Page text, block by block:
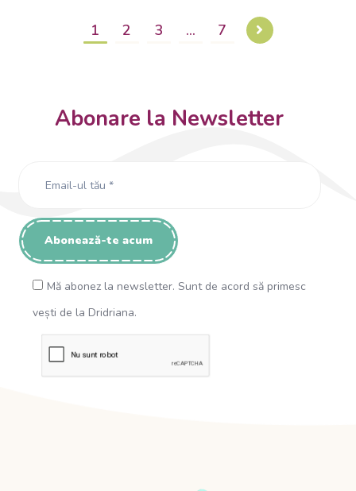
1 2 3 … 7
Abonare la Newsletter
Mă abonez la newsletter. Sunt de acord să primesc
vești de la Dridriana.